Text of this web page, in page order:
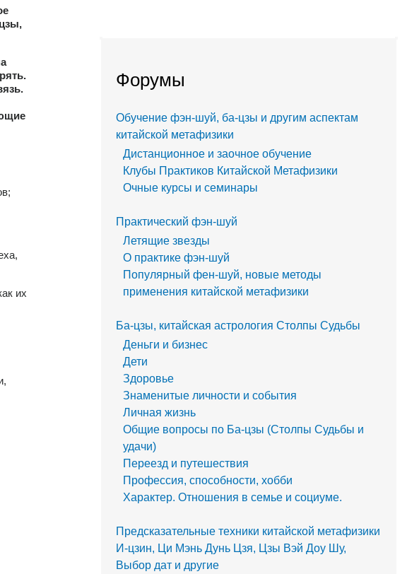
их
Форумы
Обучение фэн-шуй, ба-цзы и другим аспектам
китайской метафизики
Дистанционное и заочное обучение
Клубы Практиков Китайской Метафизики
Очные курсы и семинары
Практический фэн-шуй
Летящие звезды
О практике фэн-шуй
Популярный фен-шуй, новые методы
применения китайской метафизики
Ба-цзы, китайская астрология Столпы Судьбы
Деньги и бизнес
Дети
Здоровье
Знаменитые личности и события
Личная жизнь
Общие вопросы по Ба-цзы (Столпы Судьбы и
удачи)
Переезд и путешествия
Профессия, способности, хобби
Характер. Отношения в семье и социуме.
Предсказательные техники китайской метафизики
И-цзин, Ци Мэнь Дунь Цзя, Цзы Вэй Доу Шу,
Выбор дат и другие